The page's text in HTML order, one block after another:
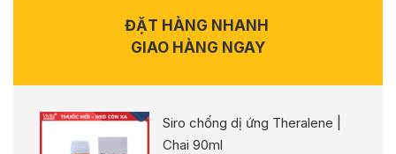
ĐẶT HÀNG NHANH
GIAO HÀNG NGAY
Siro chống dị ứng Theralene |
Chai 90ml